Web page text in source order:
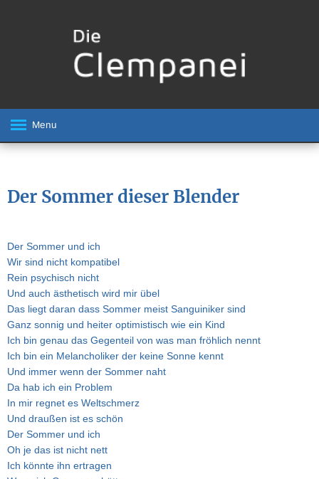
Menu
Der Sommer dieser Blender
Der Sommer und ich
Wir sind nicht kompatibel
Rein psychisch nicht
Und auch ästhetisch wird mir übel
Das liegt daran dass Sommer meist Sanguiniker sind
Ganz sonnig und heiter optimistisch wie ein Kind
Ich bin genau das Gegenteil von was man fröhlich nennt
Ich bin ein Melancholiker der keine Sonne kennt
Und immer wenn der Sommer naht
Da hab ich ein Problem
In mir regnet es Weltschmerz
Und draußen ist es schön
Der Sommer und ich
Oh je das ist nicht nett
Ich könnte ihn ertragen